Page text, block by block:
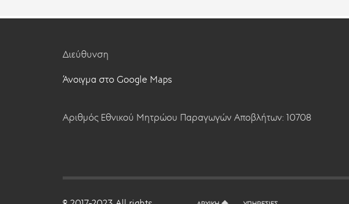
Διεύθυνση
Άνοιγμα στο Google Maps
Αριθμός Εθνικού Μητρώου Παραγωγών Αποβλήτων: 10708